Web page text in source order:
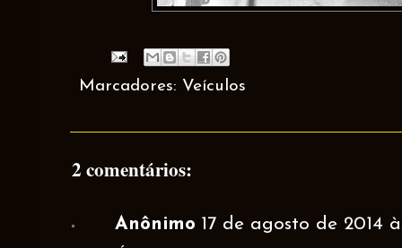
Marcadores: Veículos
2 comentários:
Anônimo 17 de agosto de 2014